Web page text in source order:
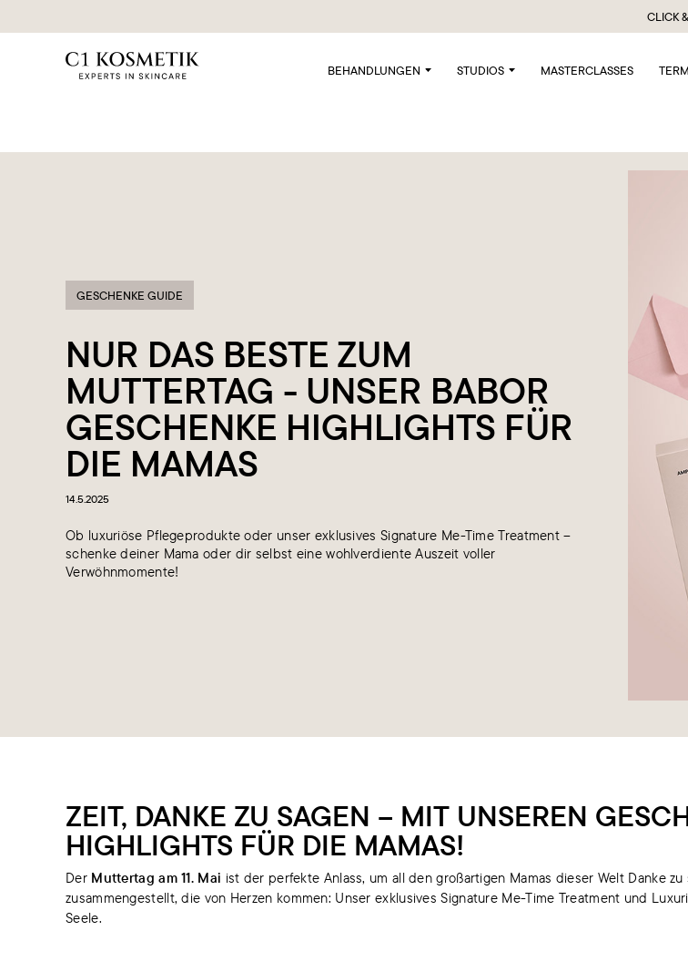
CLICK
BEHANDLUNGEN STUDIOS MASTERCLASSES
GESCHENKE GUIDE
NUR DAS BESTE ZUM
MUTTERTAG - UNSER BABOR
GESCHENKE HIGHLIGHTS FÜR
DIE MAMAS
14.5.2025
Ob luxuriöse Pflegeprodukte oder unser exklusives Signature Me-Time Treatment –
schenke deiner Mama oder dir selbst eine wohlverdiente Auszeit voller
Verwöhnmomente!
ZEIT, DANKE ZU SAGEN – MIT UNSEREN
HIGHLIGHTS FÜR DIE MAMAS!
Der Muttertag am 11. Mai ist der perfekte Anlass, um all den großartigen Mamas dieser Welt Danke
zusammengestellt, die von Herzen kommen: Unser exklusives Signature Me-Time Treatment und
Seele.